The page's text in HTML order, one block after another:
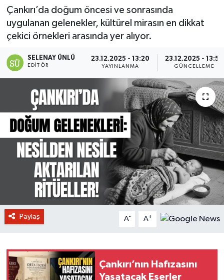
Çankırı’da doğum öncesi ve sonrasında
uygulanan gelenekler, kültürel mirasın en dikkat
çekici örnekleri arasında yer alıyor.
SELENAY ÜNLÜ
EDITÖR
23.12.2025 - 13:20
YAYINLANMA
23.12.2025 - 13:52
GÜNCELLEME
Paylaş A- A+
Çankırı’nın Hafızasını
Yaşatacak Eserler